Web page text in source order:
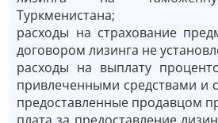
Туркменистана;
расходы на страхование
договором лизинга не
расходы на выплату
привлеченными средствами и
предоставленные продавцом